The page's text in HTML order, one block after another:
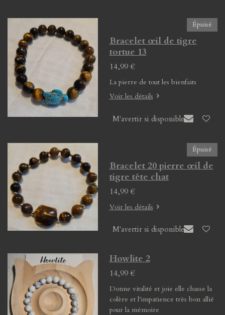
Épuisé
Bracelet œil de tigre
tortue 13
14,99 €
La pierre de tout les bienfaits
Voir les détails
M'avertir si disponible
Épuisé
Bracelet 20 pierre œil de
tigre tête chat
14,99 €
Voir les détails
M'avertir si disponible
Howlite 2
14,99 €
Donne vitalité et joie elle chasse la
colère et l'impatience très bon allié
pour la mémoire